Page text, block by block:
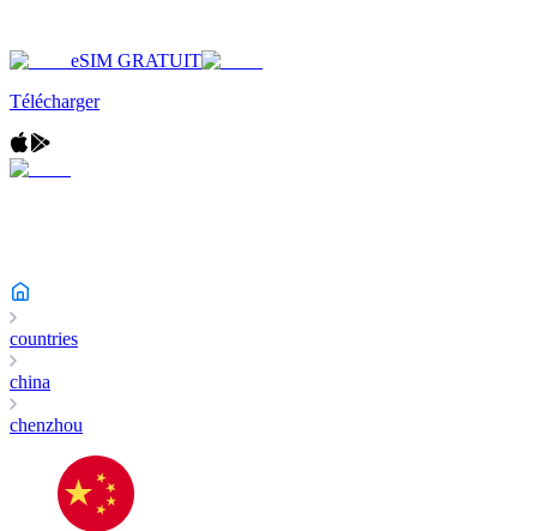
eSIM GRATUIT
Télécharger
countries
china
chenzhou